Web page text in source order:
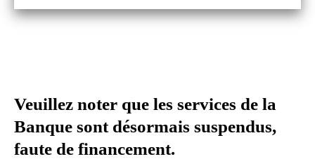
Veuillez noter que les services de la
Banque sont désormais suspendus,
faute de financement.